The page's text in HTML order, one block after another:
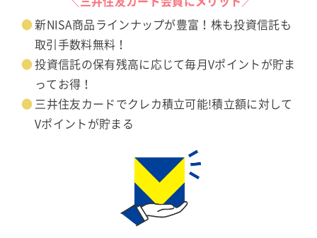
新NISA商品ラインナップが豊富！株も投資信託も
取引手数料無料！
投資信託の保有残高に応じて毎月Vポイントが貯ま
ってお得！
三井住友カードでクレカ積立可能!積立額に対して
Vポイントが貯まる